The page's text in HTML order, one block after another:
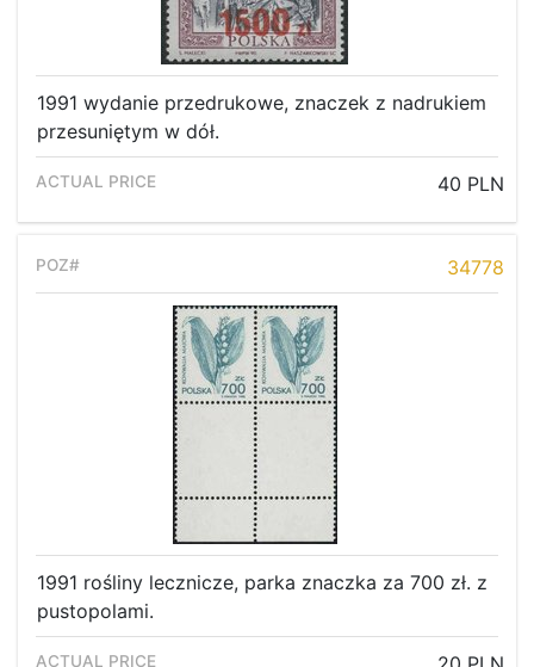
1991 wydanie przedrukowe, znaczek z nadrukiem
przesuniętym w dół.
40 PLN
34778
1991 rośliny lecznicze, parka znaczka za 700 zł. z
pustopolami.